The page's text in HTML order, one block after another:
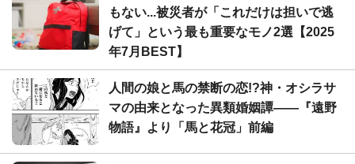
もない...被災者が「これだけは担いで逃
げて」という最も重要なモノ2選【2025
年7月BEST】
人間の娘と馬の禁断の恋!?神・オシラサ
マの由来となった異類婚姻譚――『遠野
物語』より「馬と花冠」前編